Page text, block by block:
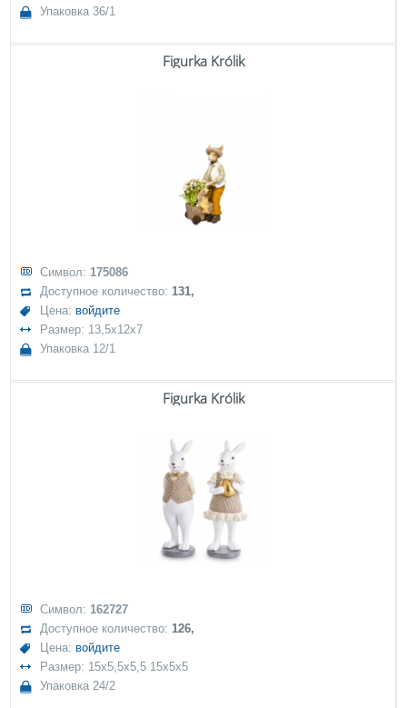
Упаковка 36/1
Figurka Królik
Символ: 175086
Доступное количество:131,
Цена: войдите
Размер: 13,5x12x7
Упаковка 12/1
Figurka Królik
Символ: 162727
Доступное количество:126,
Цена: войдите
Размер: 15x5,5x5,5 15x5x5
Упаковка 24/2